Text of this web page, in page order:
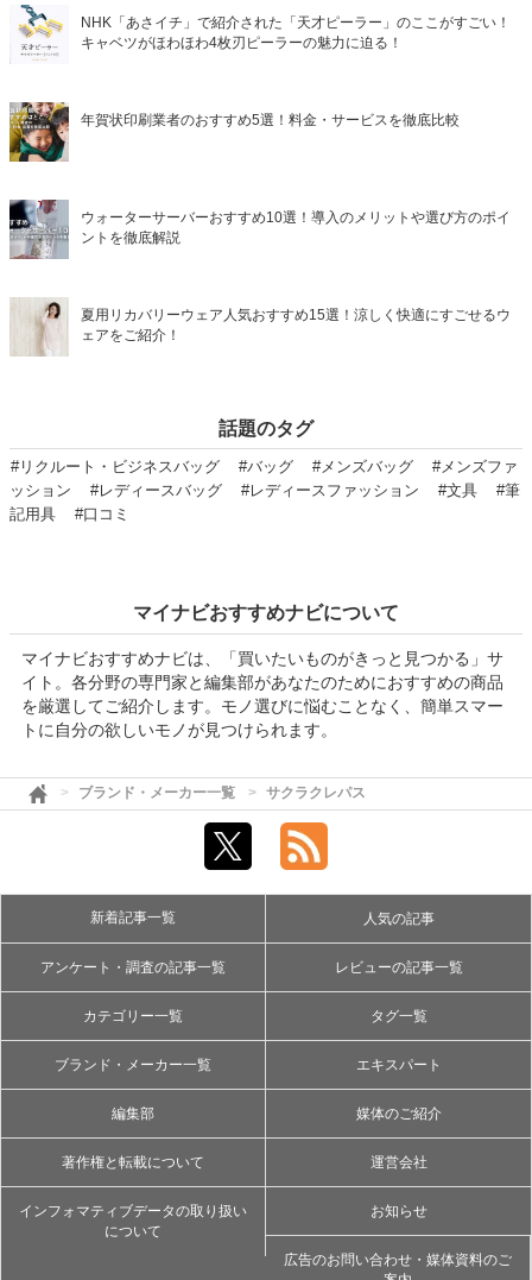
NHK「あさイチ」で紹介された「天才ピーラー」のここがすごい！
キャベツがほわほわ4枚刃ピーラーの魅力に迫る！
年賀状印刷業者のおすすめ5選！料金・サービスを徹底比較
ウォーターサーバーおすすめ10選！導入のメリットや選び方のポイ
ントを徹底解説
夏用リカバリーウェア人気おすすめ15選！涼しく快適にすごせるウ
ェアをご紹介！
話題のタグ
#リクルート・ビジネスバッグ #バッグ #メンズバッグ
#メンズファ
ッション
#レディースバッグ #レディースファッション #文具
#筆
記用具
#口コミ
マイナビおすすめナビについて
マイナビおすすめナビは、「買いたいものがきっと見つかる」サ
イト。各分野の専門家と編集部があなたのためにおすすめの商品
を厳選してご紹介します。モノ選びに悩むことなく、簡単スマー
トに自分の欲しいモノが見つけられます。
ブランド・メーカー一覧 サクラクレパス
新着記事一覧 人気の記事
アンケート・調査の記事一覧 レビューの記事一覧
カテゴリー一覧 タグ一覧
ブランド・メーカー一覧 エキスパート
編集部 媒体のご紹介
著作権と転載について 運営会社
インフォマティブデータの取り扱い
について
お知らせ
広告のお問い合わせ・媒体資料のご